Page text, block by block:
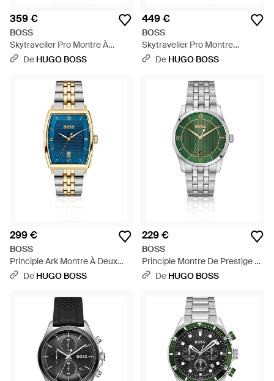
359 €
BOSS
Skytraveller Pro Montre À
Cadran Bleu Dotée D'Un Verre
De HUGO BOSS
449 €
BOSS
Skytraveller Pro Montre
Bicolore Avec Verre Saphir -
De HUGO BOSS
299 €
BOSS
Principle Ark Montre À Deux
Tons À Cadran Bleu Texturé -
De HUGO BOSS
229 €
BOSS
Principle Montre De Prestige À
Cadran Texturé Vert - Vert
De HUGO BOSS